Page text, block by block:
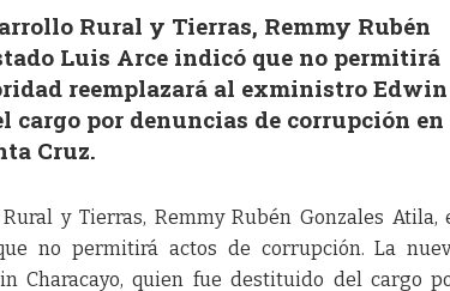
Rural y Tierras, Remmy Rubén
Luis Arce indicó que no permitirá
reemplazará al exministro Edwin
por denuncias de corrupción en
Cruz.
y Tierras, Remmy Rubén Gonzales Atila,
no permitirá actos de corrupción. La
Characayo, quien fue destituido del cargo